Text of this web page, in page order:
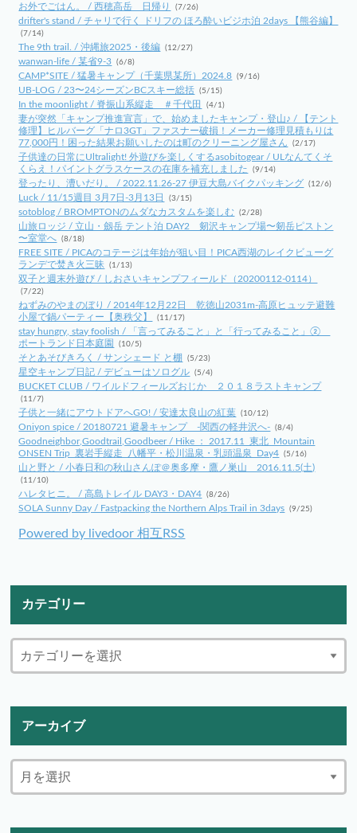
お外でごはん。 / 西穂高岳 日帰り (7/26)
drifter's stand / チャリで行く ドリフの ほろ酔いビジホ泊 2days 【熊谷編】
(7/14)
The 9th trail. / 沖縄旅2025・後編 (12/27)
wanwan-life / 某省9-3 (6/8)
CAMP*SITE / 猛暑キャンプ（千葉県某所）2024.8 (9/16)
UB-LOG / 23〜24シーズンBCスキー総括 (5/15)
In the moonlight / 脊振山系縦走 ＃千代田 (4/1)
妻が突然「キャンプ推進宣言」で、始めましたキャンプ・登山♪ / 【テント
修理】ヒルバーグ「ナロ3GT」ファスナー破損！メーカー修理見積もりは
77,000円！困った結果お願いしたのは町のクリーニング屋さん
(2/17)
子供達の日常にUltralight! 外遊びを楽しくするasobitogear / ULなんてくそ
くらえ！パイントグラスケースの在庫を補充しました
(9/14)
登ったり、漕いだり。 / 2022.11.26-27 伊豆大島バイクパッキング (12/6)
Luck / 11/15週目 3月7日-3月13日 (3/15)
sotoblog / BROMPTONのムダなカスタムを楽しむ (2/28)
山旅ロッジ / 立山・劔岳 テント泊 DAY2 剱沢キャンプ場〜剱岳ピストン
〜室堂へ (8/18)
FREE SITE / PICAのコテージは年始が狙い目！PICA西湖のレイクビューグ
ランデで焚き火三昧
(1/13)
双子と週末外遊び / しおさいキャンプフィールド（20200112-0114）
(7/22)
ねずみのやまのぼり / 2014年12月22日 乾徳山2031m-高原ヒュッテ避難
小屋で鍋パーティー【奥秩父】
(11/17)
stay hungry, stay foolish / 「言ってみること」と「行ってみること」②
ポートランド日本庭園
(10/5)
そとあそびきろく / サンシェード と棚 (5/23)
星空キャンプ日記 / デビューはソログル (5/4)
BUCKET CLUB / ワイルドフィールズおじか ２０１８ラストキャンプ
(11/7)
子供と一緒にアウトドアへGO! / 安達太良山の紅葉 (10/12)
Oniyon spice / 20180721 避暑キャンプ -関西の軽井沢へ- (8/4)
Goodneighbor,Goodtrail,Goodbeer / Hike ： 2017.11_東北_Mountain
ONSEN Trip_裏岩手縦走_八幡平・松川温泉・乳頭温泉_Day4 (5/16)
山と野と / 小春日和の秋山さんぽ＠奥多摩・鷹ノ巣山 2016.11.5(土)
(11/10)
ハレタヒニ。 / 高島トレイル DAY3・DAY4 (8/26)
SOLA Sunny Day / Fastpacking the Northern Alps Trail in 3days (9/25)
Powered by livedoor 相互RSS
カテゴリー
アーカイブ